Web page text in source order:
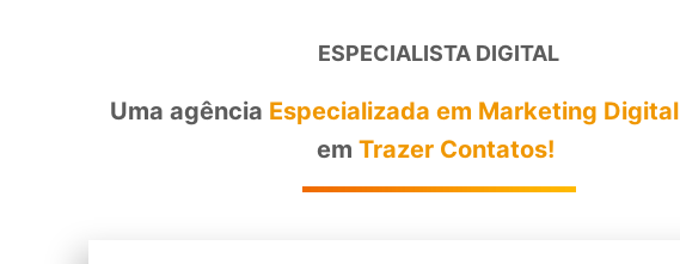
ESPECIALISTA DIGITAL
Uma agência Especializada em Marketing Digital
em Trazer Contatos!